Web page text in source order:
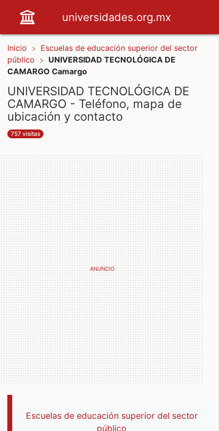
universidades.org.mx
Inicio
Escuelas de educación superior del sector
público
UNIVERSIDAD TECNOLÓGICA DE
CAMARGO Camargo
UNIVERSIDAD TECNOLÓGICA DE
CAMARGO - Teléfono, mapa de
ubicación y contacto
757 visitas
Escuelas de educación superior del sector
público